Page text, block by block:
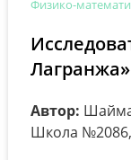
Физико-
Лагранжа»
Автор:
Школа №2086,